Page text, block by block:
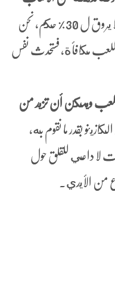
على الرغم من أننا لا يروق ل 30% حكم, نحن
ر للعب مكافأة، فستحدث نفس
ويمكن أن تزيد من
بقدر ما نقوم به،
لا داعي للقلق حول
من الأيدي.